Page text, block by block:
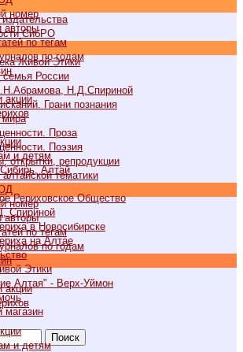
номер
авторы
по тегам
по годам
акции
и детям
Алтай
Рериховское Общество
Спириной
в Новосибирске
на Алтае
Этики
Алтая" - Верх-Уймон
магазин
Поиск
СибРО
Живой Этики
семья России
Н.Д.Спириной
Грани познания
мира
Проза
Поэзия
открытки, репродукции
тематики
номер
авторы
по тегам
по годам
акции
и детям